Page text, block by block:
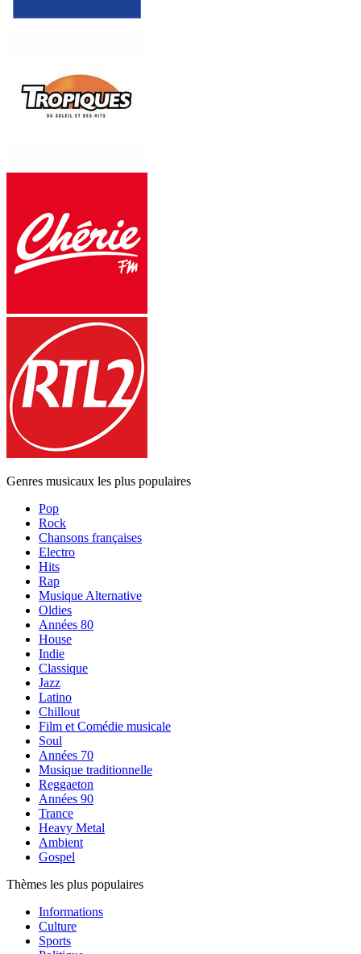
Genres musicaux les plus populaires
Pop
Rock
Chansons françaises
Electro
Hits
Rap
Musique Alternative
Oldies
Années 80
House
Indie
Classique
Jazz
Latino
Chillout
Film et Comédie musicale
Soul
Années 70
Musique traditionnelle
Reggaeton
Années 90
Trance
Heavy Metal
Ambient
Gospel
Thèmes les plus populaires
Informations
Culture
Sports